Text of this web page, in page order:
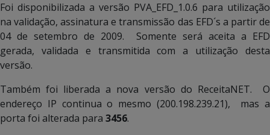
Foi disponibilizada a versão PVA_EFD_1.0.6 para utilização
na validação, assinatura e transmissão das EFD´s a partir de
04 de setembro de 2009. Somente será aceita a EFD
gerada, validada e transmitida com a utilização desta
versão.
Também foi liberada a nova versão do ReceitaNET. O
endereço IP continua o mesmo (200.198.239.21), mas a
porta foi alterada para 3456.